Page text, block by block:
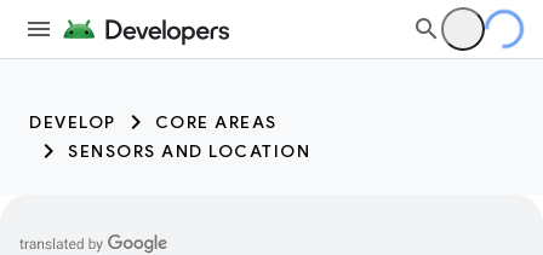
DEVELOP
CORE AREAS
SENSORS AND LOCATION